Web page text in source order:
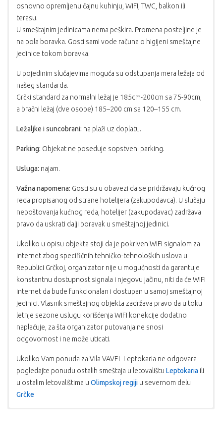
osnovno opremljenu čajnu kuhinju, WIFI, TWC, balkon ili
terasu.
U smeštajnim jedinicama nema peškira. Promena posteljine je
na pola boravka. Gosti sami vode računa o higijeni smeštajne
jedinice tokom boravka.
U pojedinim slučajevima moguća su odstupanja mera ležaja od
našeg standarda.
Grčki standard za normalni ležaj je 185cm-200cm sa 75-90cm,
a bračni ležaj (dve osobe) 185–200 cm sa 120–155 cm.
Ležaljke i suncobrani: na plaži uz doplatu.
Parking: Objekat ne poseduje sopstveni parking.
Usluga: najam.
Važna napomena: Gosti su u obavezi da se pridržavaju kućnog
reda propisanog od strane hotelijera (zakupodavca). U slučaju
nepoštovanja kućnog reda, hotelijer (zakupodavac) zadržava
pravo da uskrati dalji boravak u smeštajnoj jedinici.
Ukoliko u opisu objekta stoji da je pokriven WIFI signalom za
internet zbog specifičnih tehničko-tehnoloških uslova u
Republici Grčkoj, organizator nije u mogućnosti da garantuje
konstantnu dostupnost signala i njegovu jačinu, niti da će WIFI
internet da bude funkcionalan i dostupan u samoj smeštajnoj
jedinici. Vlasnik smeštajnog objekta zadržava pravo da u toku
letnje sezone uslugu korišćenja WIFI konekcije dodatno
naplaćuje, za šta organizator putovanja ne snosi
odgovornost i ne može uticati.
Ukoliko Vam ponuda za Vila VAVEL Leptokaria ne odgovara
pogledajte ponudu ostalih smeštaja u letovalištu Leptokaria ili
u ostalim letovalištima u Olimpskoj regiji u severnom delu
Grčke